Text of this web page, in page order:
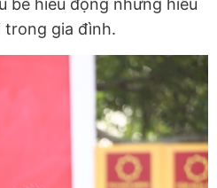
bé hiếu động nhưng hiểu
trong gia đình.